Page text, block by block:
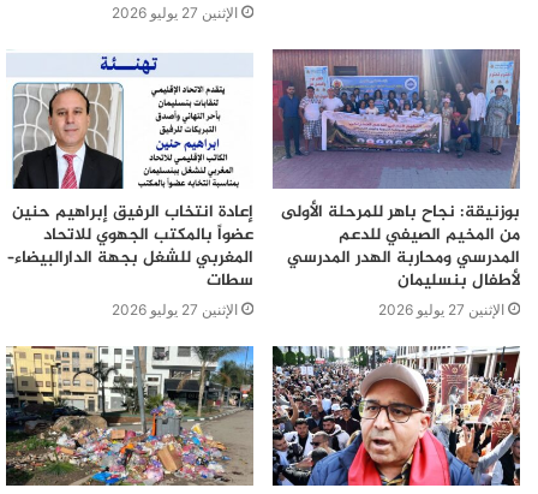
الإثنين 27 يوليو 2026
بوزنيقة: نجاح باهر للمرحلة الأولى
من المخيم الصيفي للدعم
المدرسي ومحاربة الهدر المدرسي
لأطفال بنسليمان
الإثنين 27 يوليو 2026
إعادة انتخاب الرفيق إبراهيم حنين
عضواً بالمكتب الجهوي للاتحاد
المغربي للشغل بجهة الدارالبيضاء–
سطات
الإثنين 27 يوليو 2026